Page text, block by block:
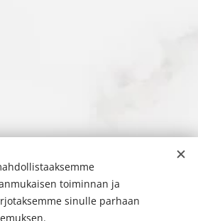
toiminnan ja
sinulle parhaan